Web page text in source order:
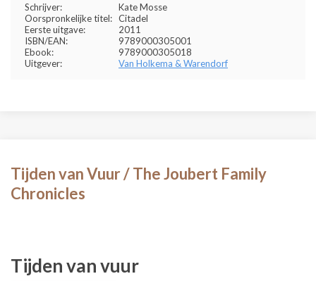
Schrijver:
Kate Mosse
Oorspronkelijke titel: Citadel
Eerste uitgave:
2011
ISBN/EAN:
9789000305001
Ebook:
9789000305018
Uitgever:
Van Holkema & Warendorf
Tijden van Vuur / The Joubert Family
Chronicles
Tijden van vuur